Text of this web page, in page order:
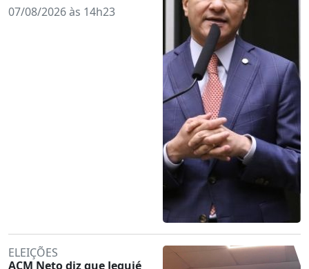
07/08/2026 às 14h23
ELEIÇÕES
ACM Neto diz que Jequié